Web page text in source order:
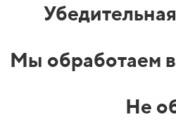
Мы обработаем
Не